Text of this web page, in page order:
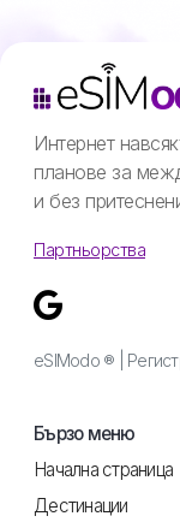
Интернет
планове за
и без
Партньорства
eSIModo ® |
Бързо меню
Начална страница
Дестинации